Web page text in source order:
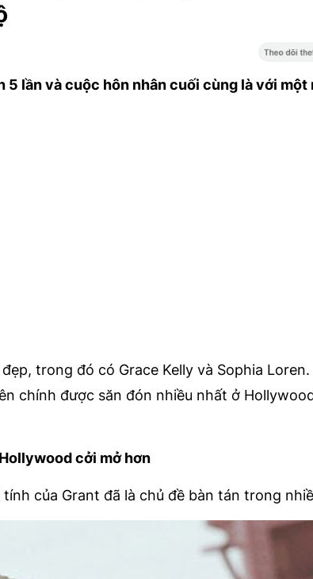
5 lần và cuộc hôn nhân cuối cùng là với
trong đó có Grace Kelly và Sophia
chính được săn đón nhiều nhất ở
cởi mở hơn
của Grant đã là chủ đề bàn tán trong